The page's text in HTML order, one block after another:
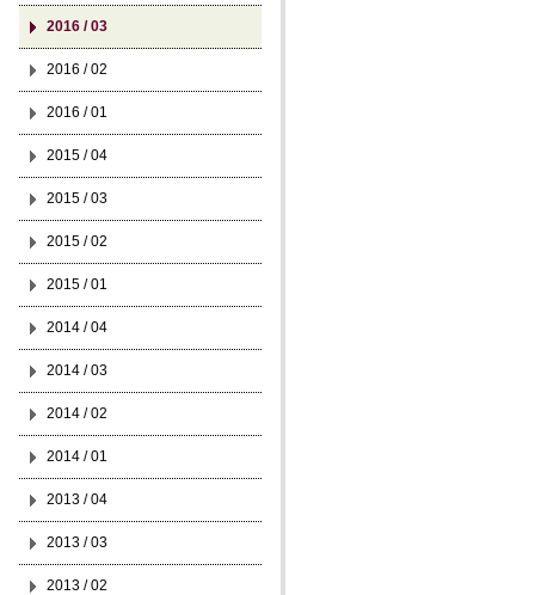
2016 / 03
2016 / 02
2016 / 01
2015 / 04
2015 / 03
2015 / 02
2015 / 01
2014 / 04
2014 / 03
2014 / 02
2014 / 01
2013 / 04
2013 / 03
2013 / 02